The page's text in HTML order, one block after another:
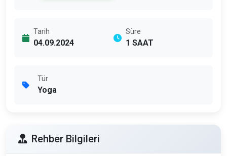
Tarih
04.09.2024
Süre
1 SAAT
Tür
Yoga
Rehber Bilgileri